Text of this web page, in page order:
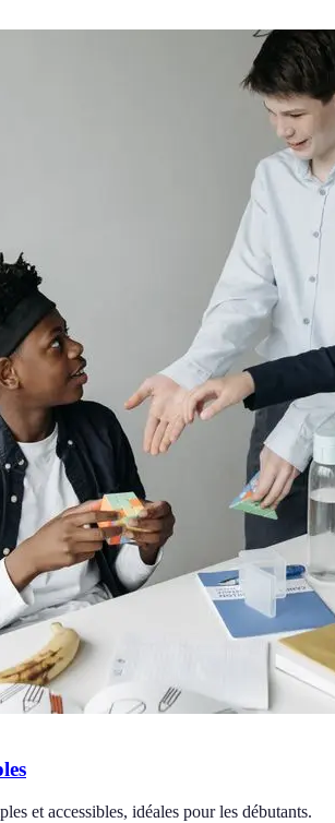
et accessibles, idéales pour les débutants.